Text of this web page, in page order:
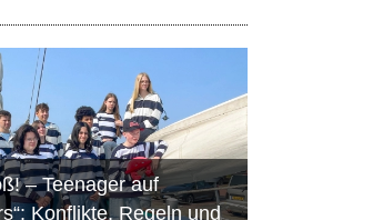
– Teenager auf
Konflikte, Regeln und